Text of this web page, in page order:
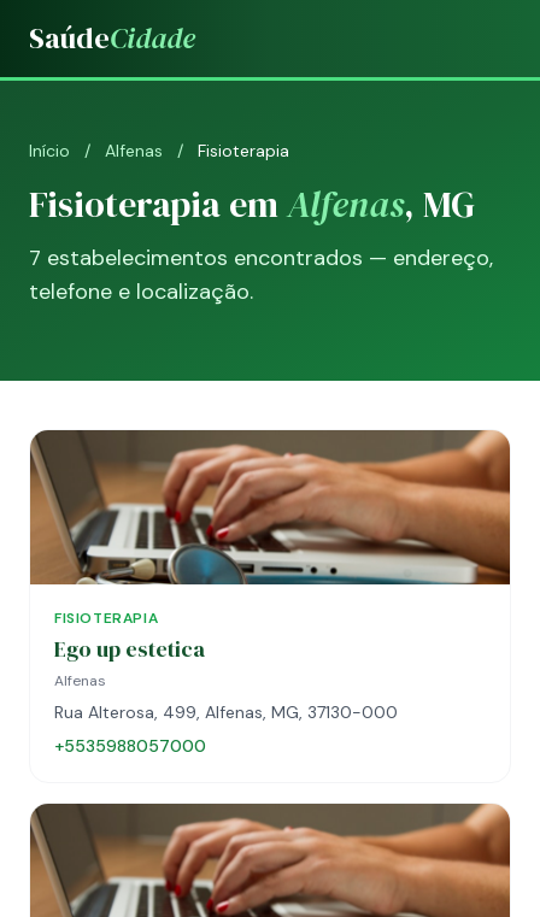
SaúdeCidade
Início / Alfenas / Fisioterapia
Fisioterapia emAlfenas, MG
7 estabelecimentos encontrados — endereço,
telefone e localização.
FISIOTERAPIA
Ego up estetica
Alfenas
Rua Alterosa, 499, Alfenas, MG, 37130-000
+5535988057000